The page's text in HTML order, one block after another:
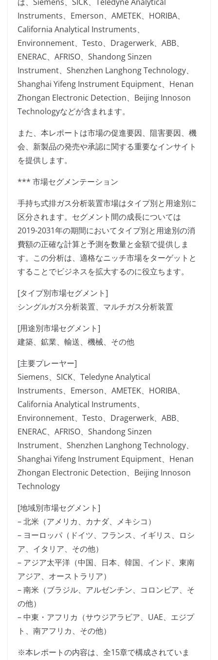
Instruments、Emerson、AMETEK、HORIBA、
California Analytical Instruments、
Environnement、Testo、Dragerwerk、ABB、
ENERAC、AFRISO、Shandong Sinzen
Instrument、Shenzhen Langhong Technology、
Shanghai Yifeng Instrument Equipment、Henan
Zhongan Electronic Detection、Beijing Innoson
Technologyなどが含まれます。
また、本レポートは市場の促進要因、阻害要因、機
会、新製品の発売や承認に関する重要なインサイト
を提供します。
*** 市場セグメンテーション
手持ち式排ガス分析装置市場はタイプ別と用途別に
区分されます。セグメント間の成長については
2019-2031年の期間においてタイプ別と用途別の消
費額の正確な計算と予測を数量と金額で提供しま
す。この分析は、適格なニッチ市場をターゲットと
することでビジネスを拡大するのに役立ちます。
[タイプ別市場セグメント]
シングルガス分析装置、マルチガス分析装置
[用途別市場セグメント]
建築、鉱業、輸送、機械、その他
[主要プレーヤー]
Siemens、SICK、Teledyne Analytical
Instruments、Emerson、AMETEK、HORIBA、
California Analytical Instruments、
Environnement、Testo、Dragerwerk、ABB、
ENERAC、AFRISO、Shandong Sinzen
Instrument、Shenzhen Langhong Technology、
Shanghai Yifeng Instrument Equipment、Henan
Zhongan Electronic Detection、Beijing Innoson
Technology
[地域別市場セグメント]
– 北米（アメリカ、カナダ、メキシコ）
– ヨーロッパ（ドイツ、フランス、イギリス、ロシ
ア、イタリア、その他）
– アジア太平洋（中国、日本、韓国、インド、東南
アジア、オーストラリア）
– 南米（ブラジル、アルゼンチン、コロンビア、そ
の他）
– 中東・アフリカ（サウジアラビア、UAE、エジプ
ト、南アフリカ、その他）
※本レポートの内容は、全15章で構成されていま